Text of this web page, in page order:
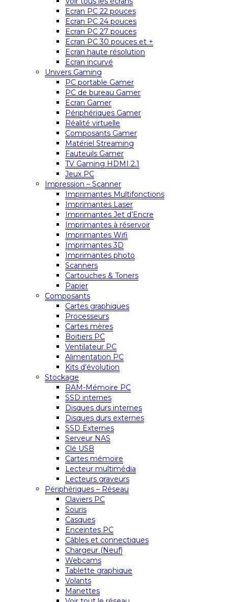
Ecran PC 22 pouces
Ecran PC 24 pouces
Ecran PC 27 pouces
Ecran PC 30 pouces et +
Ecran haute résolution
Ecran incurvé
Univers Gaming
PC portable Gamer
PC de bureau Gamer
Ecran Gamer
Périphériques Gamer
Réalité virtuelle
Composants Gamer
Matériel Streaming
Fauteuils Gamer
TV Gaming HDMI 2.1
Jeux PC
Impression – Scanner
Imprimantes Multifonctions
Imprimantes Laser
Imprimantes Jet d’Encre
Imprimantes à réservoir
Imprimantes Wifi
Imprimantes 3D
Imprimantes photo
Scanners
Cartouches & Toners
Papier
Composants
Cartes graphiques
Processeurs
Cartes mères
Boitiers PC
Ventilateur PC
Alimentation PC
Kits d’évolution
Stockage
RAM-Mémoire PC
SSD internes
Disques durs internes
Disques durs externes
SSD Externes
Serveur NAS
Clé USB
Cartes mémoire
Lecteur multimédia
Lecteurs graveurs
Périphériques – Réseau
Claviers PC
Souris
Casques
Enceintes PC
Câbles et connectiques
Chargeur (Neuf)
Webcams
Tablette graphique
Volants
Manettes